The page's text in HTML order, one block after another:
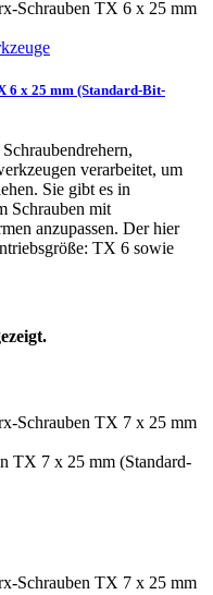
6 x 25 mm (Standard-Bit-
verarbeitet, um
Sie gibt es in
Schrauben mit
anzupassen. Der hier
TX 6 sowie
TX 7 x 25 mm (Standard-